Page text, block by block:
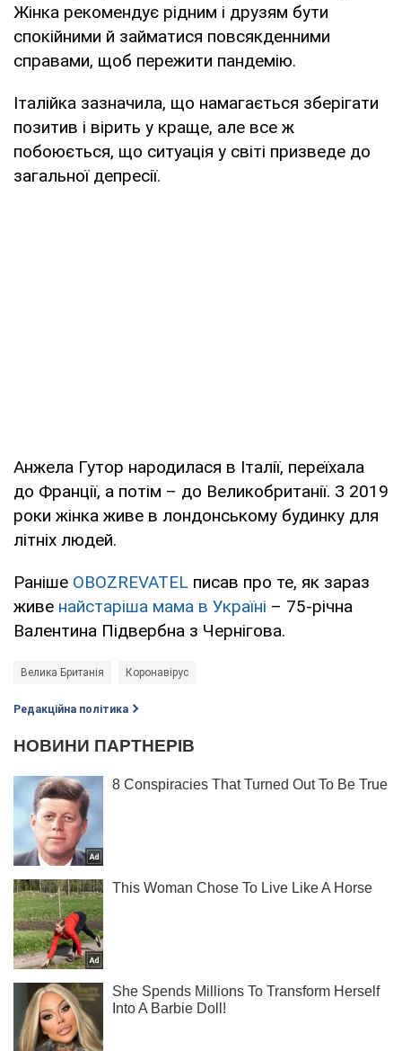
Жінка рекомендує рідним і друзям бути
спокійними й займатися повсякденними
справами, щоб пережити пандемію.
Італійка зазначила, що намагається зберігати
позитив і вірить у краще, але все ж
побоюється, що ситуація у світі призведе до
загальної депресії.
Анжела Гутор народилася в Італії, переїхала
до Франції, а потім – до Великобританії. З 2019
роки жінка живе в лондонському будинку для
літніх людей.
Раніше OBOZREVATEL писав про те, як зараз
живе найстаріша мама в Україні – 75-річна
Валентина Підвербна з Чернігова.
Велика Британія Коронавірус
Редакційна політика